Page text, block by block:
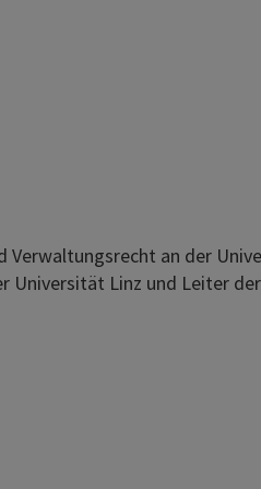
an der
Universität Linz und Leiter